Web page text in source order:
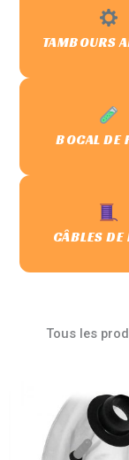
TAMBOURS
BOCAL DE
CÂBLES DE
Tous les